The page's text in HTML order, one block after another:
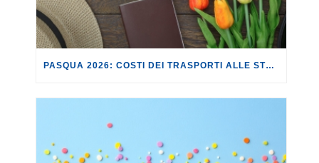
PASQUA 2026: COSTI DEI TRASPORTI ALLE STELLE.